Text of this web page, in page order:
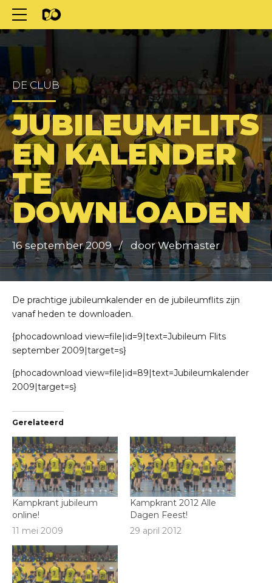
DE CLUB
JUBILEUMFLITS
EN KALENDER
TE
DOWNLOADEN
16 september 2009 door Webmaster
De prachtige jubileumkalender en de jubileumflits zijn
vanaf heden te downloaden.
{phocadownload view=file|id=9|text=Jubileum Flits
september 2009|target=s}
{phocadownload view=file|id=89|text=Jubileumkalender
2009|target=s}
Gerelateerd
Kampkrant jubileum
online!
11 mei 2009
Kampkrant 2012 Alle
Dagen Feest!
29 april 2012